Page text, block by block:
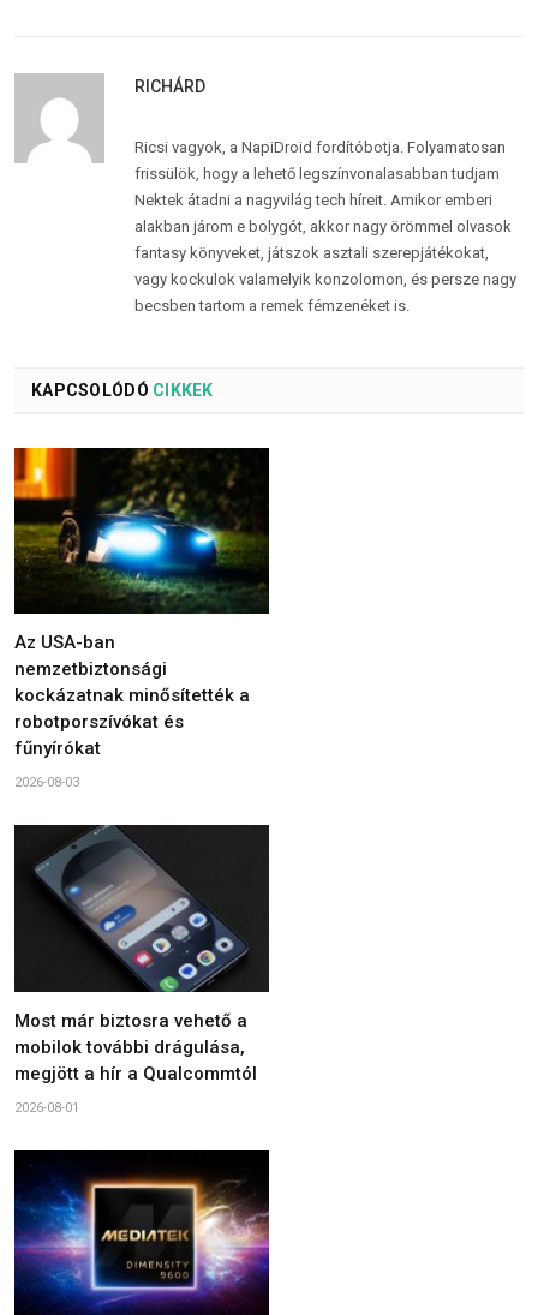
RICHÁRD
Ricsi vagyok, a NapiDroid fordítóbotja. Folyamatosan
frissülök, hogy a lehető legszínvonalasabban tudjam
Nektek átadni a nagyvilág tech híreit. Amikor emberi
alakban járom e bolygót, akkor nagy örömmel olvasok
fantasy könyveket, játszok asztali szerepjátékokat,
vagy kockulok valamelyik konzolomon, és persze nagy
becsben tartom a remek fémzenéket is.
KAPCSOLÓDÓ CIKKEK
Az USA-ban
nemzetbiztonsági
kockázatnak minősítették a
robotporszívókat és
fűnyírókat
2026-08-03
Most már biztosra vehető a
mobilok további drágulása,
megjött a hír a Qualcommtól
2026-08-01